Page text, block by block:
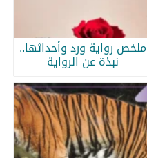
ملخص رواية ورد وأحداثها..
نبذة عن الرواية